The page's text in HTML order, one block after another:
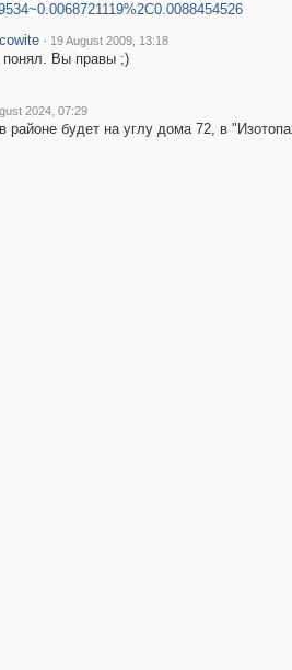
· 19 August 2009, 13:18
понял. Вы правы ;)
2024, 07:29
районе будет на углу дома 72, в